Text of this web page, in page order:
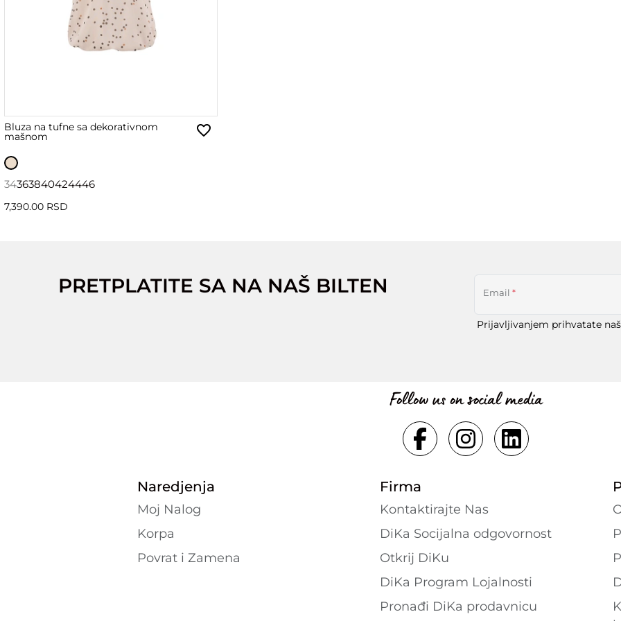
Bluza na tufne sa dekorativnom
mašnom
34363840424446
7,390.00 RSD
PRETPLATITE SA NA NAŠ BILTEN Email *
Prijavljivanjem prihvatate
Follow us on social media
Naredjenja
Moj Nalog
Korpa
Povrat i Zamena
Firma
Kontaktirajte Nas
DiKa Socijalna odgovornost
Otkrij DiKu
DiKa Program Lojalnosti
Pronađi DiKa prodavnicu